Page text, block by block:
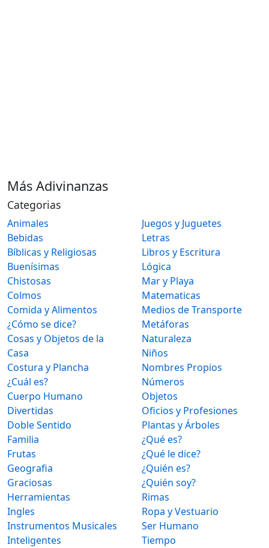
Más Adivinanzas
Categorias
Animales
Bebidas
Bíblicas y Religiosas
Buenísimas
Chistosas
Colmos
Comida y Alimentos
¿Cómo se dice?
Cosas y Objetos de la
Casa
Costura y Plancha
¿Cuál es?
Cuerpo Humano
Divertidas
Doble Sentido
Familia
Frutas
Geografia
Graciosas
Herramientas
Ingles
Instrumentos Musicales
Inteligentes
Juegos y Juguetes
Letras
Libros y Escritura
Lógica
Mar y Playa
Matematicas
Medios de Transporte
Metáforas
Naturaleza
Niños
Nombres Propios
Números
Objetos
Oficios y Profesiones
Plantas y Árboles
¿Qué es?
¿Qué le dice?
¿Quién es?
¿Quién soy?
Rimas
Ropa y Vestuario
Ser Humano
Tiempo